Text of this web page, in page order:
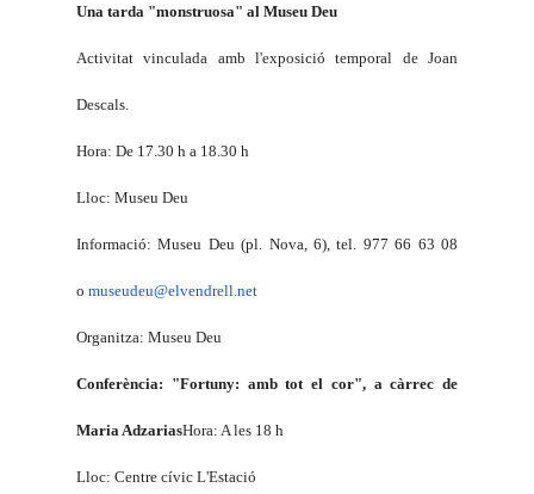
Una tarda "monstruosa" al Museu Deu
Activitat vinculada amb l'exposició temporal de Joan
Descals.
Hora: De 17.30 h a 18.30 h
Lloc: Museu Deu
Informació: Museu Deu (pl. Nova, 6), tel. 977 66 63 08
o museudeu@elvendrell.net
Organitza: Museu Deu
Conferència: "Fortuny: amb tot el cor", a càrrec de
Maria AdzariasHora: A les 18 h
Lloc: Centre cívic L'Estació